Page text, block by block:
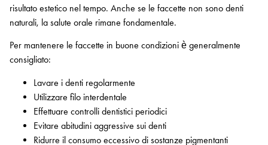
risultato estetico nel tempo. Anche se le faccette non sono denti
naturali, la salute orale rimane fondamentale.
Per mantenere le faccette in buone condizioni è generalmente
consigliato:
Lavare i denti regolarmente
Utilizzare filo interdentale
Effettuare controlli dentistici periodici
Evitare abitudini aggressive sui denti
Ridurre il consumo eccessivo di sostanze pigmentanti